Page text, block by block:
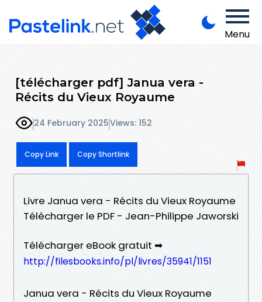
Menu
[télécharger pdf] Janua vera -
Récits du Vieux Royaume
24 February 2025Views: 152
Copy Link Copy Shortlink
Livre Janua vera - Récits du Vieux Royaume
Télécharger le PDF - Jean-Philippe Jaworski
Télécharger eBook gratuit ➡
http://filesbooks.info/pl/livres/35941/1151
Janua vera - Récits du Vieux Royaume